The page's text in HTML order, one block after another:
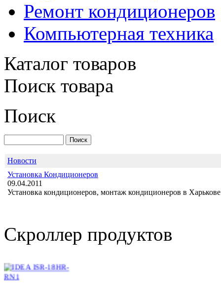
Ремонт кондиционеров
Компьютерная техника
Каталог товаров
Поиск товара
Поиск
Новости
Установка Кондиционеров
09.04.2011
Установка кондиционеров, монтаж кондиционеров в
Скроллер продуктов
SATURN CS-07QF
IDEA ISR-18HR-RN1